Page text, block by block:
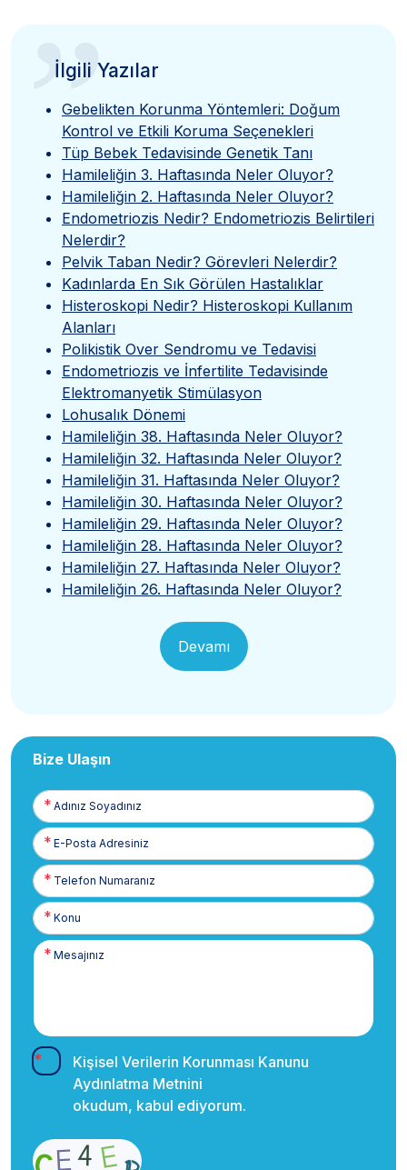
”
İlgili Yazılar
Gebelikten Korunma Yöntemleri: Doğum
Kontrol ve Etkili Koruma Seçenekleri
Tüp Bebek Tedavisinde Genetik Tanı
Hamileliğin 3. Haftasında Neler Oluyor?
Hamileliğin 2. Haftasında Neler Oluyor?
Endometriozis Nedir? Endometriozis Belirtileri
Nelerdir?
Pelvik Taban Nedir? Görevleri Nelerdir?
Kadınlarda En Sık Görülen Hastalıklar
Histeroskopi Nedir? Histeroskopi Kullanım
Alanları
Polikistik Over Sendromu ve Tedavisi
Endometriozis ve İnfertilite Tedavisinde
Elektromanyetik Stimülasyon
Lohusalık Dönemi
Hamileliğin 38. Haftasında Neler Oluyor?
Hamileliğin 32. Haftasında Neler Oluyor?
Hamileliğin 31. Haftasında Neler Oluyor?
Hamileliğin 30. Haftasında Neler Oluyor?
Hamileliğin 29. Haftasında Neler Oluyor?
Hamileliğin 28. Haftasında Neler Oluyor?
Hamileliğin 27. Haftasında Neler Oluyor?
Hamileliğin 26. Haftasında Neler Oluyor?
Devamı
Bize Ulaşın
Adınız
Soyadınız
E-
Posta
Telefon
Numaranız
Kişisel Verilerin Korunması Kanunu
Aydınlatma Metnini
okudum, kabul ediyorum.